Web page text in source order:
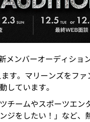
ンバーオーディショ
す。マリーンズをフ
しています。
チームやスポーツエ
ジをしたい！」など